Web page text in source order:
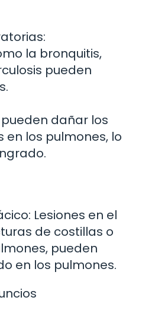
la bronquitis,
pueden
dañar los
en los pulmones, lo
Lesiones en el
de costillas o
pueden
en los pulmones.